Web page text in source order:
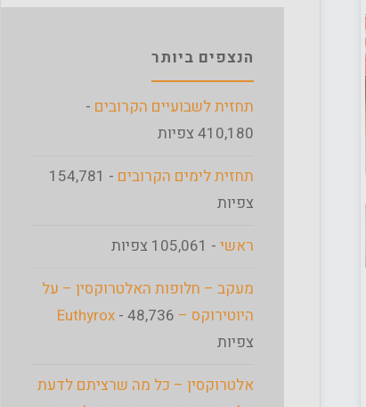
הנצפים ביותר
תחזית לשבועיים הקרובים -
410,180 צפיות
תחזית לימים הקרובים
- 154,781
צפיות
ראשי - 105,061 צפיות
מעקב – חלופות האלטרוקסין – על
היוטירוקס – Euthyrox - 48,736
צפיות
אלטרוקסין – כל מה שרציתם לדעת